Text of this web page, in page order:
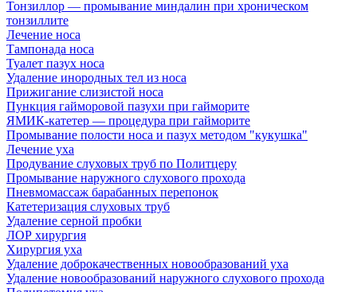
Тонзиллор — промывание миндалин при хроническом
тонзиллите
Лечение носа
Тампонада носа
Туалет пазух носа
Удаление инородных тел из носа
Прижигание слизистой носа
Пункция гайморовой пазухи при гайморите
ЯМИК-катетер — процедура при гайморите
Промывание полости носа и пазух методом "кукушка"
Лечение уха
Продувание слуховых труб по Политцеру
Промывание наружного слухового прохода
Пневмомассаж барабанных перепонок
Катетеризация слуховых труб
Удаление серной пробки
ЛОР хирургия
Хирургия уха
Удаление доброкачественных новообразований уха
Удаление новообразований наружного слухового прохода